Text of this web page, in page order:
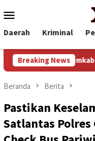
ke
kontenMobile
Daerah Kriminal
Breaking News
Pemkab Aceh
Beranda Berita
Pastikan
Satlantas Polres